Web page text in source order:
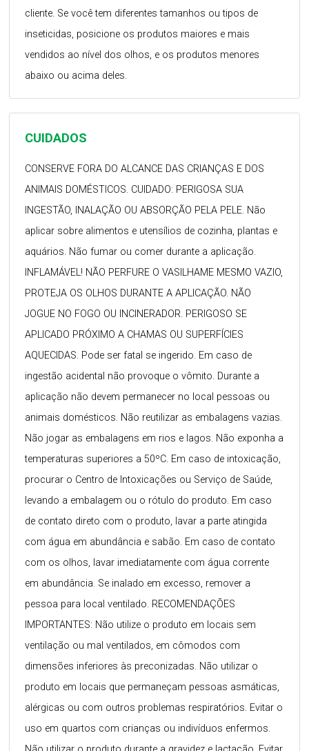
CUIDADOS
CONSERVE FORA DO ALCANCE DAS CRIANÇAS E DOS
ANIMAIS DOMÉSTICOS. CUIDADO: PERIGOSA SUA
INGESTÃO, INALAÇÃO OU ABSORÇÃO PELA PELE. Não
aplicar sobre alimentos e utensílios de cozinha, plantas e
aquários. Não fumar ou comer durante a aplicação.
INFLAMÁVEL! NÃO PERFURE O VASILHAME MESMO VAZIO,
PROTEJA OS OLHOS DURANTE A APLICAÇÃO. NÃO
JOGUE NO FOGO OU INCINERADOR. PERIGOSO SE
APLICADO PRÓXIMO A CHAMAS OU SUPERFÍCIES
AQUECIDAS. Pode ser fatal se ingerido. Em caso de
ingestão acidental não provoque o vômito. Durante a
aplicação não devem permanecer no local pessoas ou
animais domésticos. Não reutilizar as embalagens vazias.
Não jogar as embalagens em rios e lagos. Não exponha a
temperaturas superiores a 50ºC. Em caso de intoxicação,
procurar o Centro de Intoxicações ou Serviço de Saúde,
levando a embalagem ou o rótulo do produto. Em caso
de contato direto com o produto, lavar a parte atingida
com água em abundância e sabão. Em caso de contato
com os olhos, lavar imediatamente com água corrente
em abundância. Se inalado em excesso, remover a
pessoa para local ventilado. RECOMENDAÇÕES
IMPORTANTES: Não utilize o produto em locais sem
ventilação ou mal ventilados, em cômodos com
dimensões inferiores às preconizadas. Não utilizar o
produto em locais que permaneçam pessoas asmáticas,
alérgicas ou com outros problemas respiratórios. Evitar o
uso em quartos com crianças ou indivíduos enfermos.
cliente. Se você tem diferentes tamanhos ou tipos de
inseticidas, posicione os produtos maiores e mais
vendidos ao nível dos olhos, e os produtos menores
abaixo ou acima deles.